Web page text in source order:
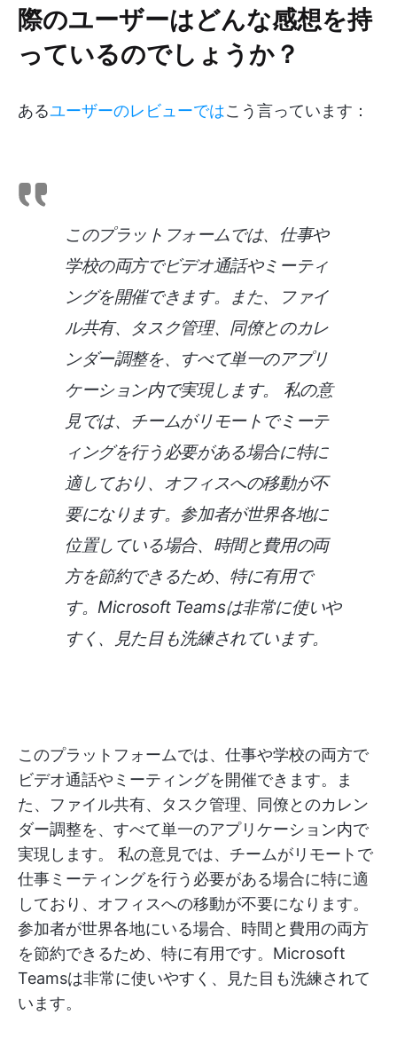
際のユーザーはどんな感想を持
っているのでしょうか？
あるユーザーのレビューではこう言っています：
このプラットフォームでは、仕事や
学校の両方でビデオ通話やミーティ
ングを開催できます。また、ファイ
ル共有、タスク管理、同僚とのカレ
ンダー調整を、すべて単一のアプリ
ケーション内で実現します。 私の意
見では、チームがリモートでミーテ
ィングを行う必要がある場合に特に
適しており、オフィスへの移動が不
要になります。参加者が世界各地に
位置している場合、時間と費用の両
方を節約できるため、特に有用で
す。Microsoft Teamsは非常に使いや
すく、見た目も洗練されています。
このプラットフォームでは、仕事や学校の両方で
ビデオ通話やミーティングを開催できます。ま
た、ファイル共有、タスク管理、同僚とのカレン
ダー調整を、すべて単一のアプリケーション内で
実現します。 私の意見では、チームがリモートで
仕事ミーティングを行う必要がある場合に特に適
しており、オフィスへの移動が不要になります。
参加者が世界各地にいる場合、時間と費用の両方
を節約できるため、特に有用です。Microsoft
Teamsは非常に使いやすく、見た目も洗練されて
います。